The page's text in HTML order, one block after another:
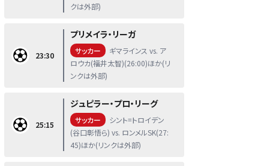
クは外部)
23:30
プリメイラ・リーガ
サッカー
ギマラインス vs. ア
ロウカ(福井太智)(26:00)ほか(リ
ンクは外部)
25:15
ジュピラー・プロ・リーグ
サッカー
シント=トロイデン
(谷口彰悟ら) vs. ロンメルSK(27:
45)ほか(リンクは外部)